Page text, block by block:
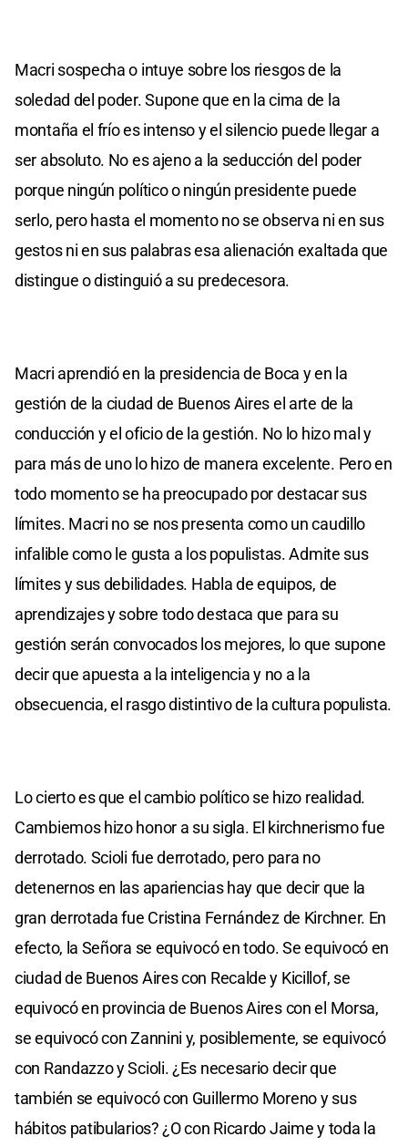
Macri sospecha o intuye sobre los riesgos de la
soledad del poder. Supone que en la cima de la
montaña el frío es intenso y el silencio puede llegar a
ser absoluto. No es ajeno a la seducción del poder
porque ningún político o ningún presidente puede
serlo, pero hasta el momento no se observa ni en sus
gestos ni en sus palabras esa alienación exaltada que
distingue o distinguió a su predecesora.
Macri aprendió en la presidencia de Boca y en la
gestión de la ciudad de Buenos Aires el arte de la
conducción y el oficio de la gestión. No lo hizo mal y
para más de uno lo hizo de manera excelente. Pero en
todo momento se ha preocupado por destacar sus
límites. Macri no se nos presenta como un caudillo
infalible como le gusta a los populistas. Admite sus
límites y sus debilidades. Habla de equipos, de
aprendizajes y sobre todo destaca que para su
gestión serán convocados los mejores, lo que supone
decir que apuesta a la inteligencia y no a la
obsecuencia, el rasgo distintivo de la cultura populista.
Lo cierto es que el cambio político se hizo realidad.
Cambiemos hizo honor a su sigla. El kirchnerismo fue
derrotado. Scioli fue derrotado, pero para no
detenernos en las apariencias hay que decir que la
gran derrotada fue Cristina Fernández de Kirchner. En
efecto, la Señora se equivocó en todo. Se equivocó en
ciudad de Buenos Aires con Recalde y Kicillof, se
equivocó en provincia de Buenos Aires con el Morsa,
se equivocó con Zannini y, posiblemente, se equivocó
con Randazzo y Scioli. ¿Es necesario decir que
también se equivocó con Guillermo Moreno y sus
hábitos patibularios? ¿O con Ricardo Jaime y toda la